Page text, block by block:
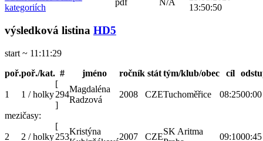
kategoriích
pdf N/A
13:50:50
výsledková listina HD5
start ~ 11:11:29
poř.poř./kat. # jméno ročník stát tým/klub/obec cíl
1 1 / holky
[
294
]
Magdaléna
Radzová
2008 CZETuchoměřice 08:2500:00
mezičasy:
2 2 / holky
[
253
Kristýna
2007 CZE
SK Aritma
09:1000:45